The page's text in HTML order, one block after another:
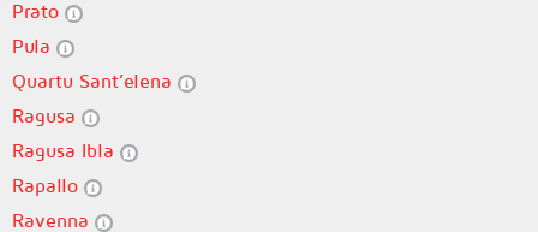
Prato
Pula
Quartu Sant’elena
Ragusa
Ragusa Ibla
Rapallo
Ravenna